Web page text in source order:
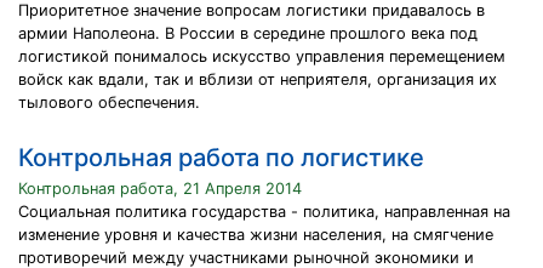
Приоритетное значение вопросам логистики придавалось в
армии Наполеона. В России в середине прошлого века под
логистикой понималось искусство управления перемещением
войск как вдали, так и вблизи от неприятеля, организация их
тылового обеспечения.
Контрольная работа по логистике
Контрольная работа, 21 Апреля 2014
Социальная политика государства - политика, направленная на
изменение уровня и качества жизни населения, на смягчение
противоречий между участниками рыночной экономики и